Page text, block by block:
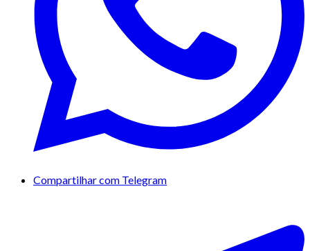
Compartilhar com Telegram